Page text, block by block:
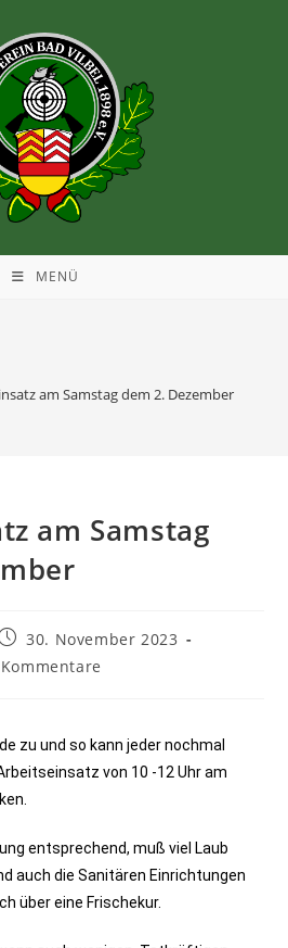
MENÜ
am Samstag dem 2. Dezember
am Samstag
30. November 2023
zu und so kann jeder nochmal
von 10 -12 Uhr am
entsprechend, muß viel Laub
auch die Sanitären Einrichtungen
über eine Frischekur.